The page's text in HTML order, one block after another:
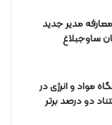
مدیر جدید
ساوجبلاغ
و انرژی در
دو درصد برتر